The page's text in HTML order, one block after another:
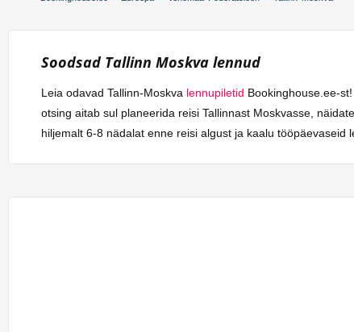
Soodsad Tallinn Moskva lennud
Leia odavad Tallinn-Moskva lennupiletid Bookinghouse.ee-
otsing aitab sul planeerida reisi Tallinnast Moskvasse,
hiljemalt 6-8 nädalat enne reisi algust ja kaalu tööpäevaseid